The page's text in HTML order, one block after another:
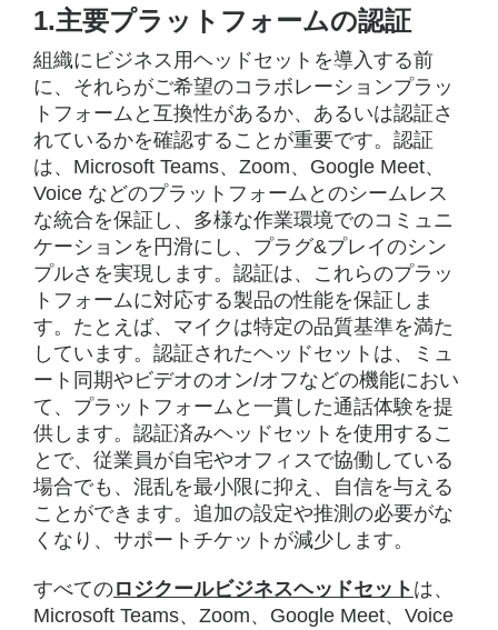
1.主要プラットフォームの認証
組織にビジネス用ヘッドセットを導入する前
に、それらがご希望のコラボレーションプラッ
トフォームと互換性があるか、あるいは認証さ
れているかを確認することが重要です。認証
は、Microsoft Teams、Zoom、Google Meet、
Voice などのプラットフォームとのシームレス
な統合を保証し、多様な作業環境でのコミュニ
ケーションを円滑にし、プラグ&プレイのシン
プルさを実現します。認証は、これらのプラッ
トフォームに対応する製品の性能を保証しま
す。たとえば、マイクは特定の品質基準を満た
しています。認証されたヘッドセットは、ミュ
ート同期やビデオのオン/オフなどの機能におい
て、プラットフォームと一貫した通話体験を提
供します。認証済みヘッドセットを使用するこ
とで、従業員が自宅やオフィスで協働している
場合でも、混乱を最小限に抑え、自信を与える
ことができます。追加の設定や推測の必要がな
くなり、サポートチケットが減少します。
すべてのロジクールビジネスヘッドセット は、
Microsoft Teams、Zoom、Google Meet、Voice